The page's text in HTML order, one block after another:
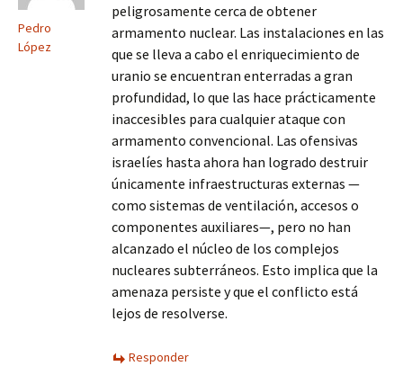
Pedro
López
peligrosamente cerca de obtener
armamento nuclear. Las instalaciones en las
que se lleva a cabo el enriquecimiento de
uranio se encuentran enterradas a gran
profundidad, lo que las hace prácticamente
inaccesibles para cualquier ataque con
armamento convencional. Las ofensivas
israelíes hasta ahora han logrado destruir
únicamente infraestructuras externas —
como sistemas de ventilación, accesos o
componentes auxiliares—, pero no han
alcanzado el núcleo de los complejos
nucleares subterráneos. Esto implica que la
amenaza persiste y que el conflicto está
lejos de resolverse.
Responder